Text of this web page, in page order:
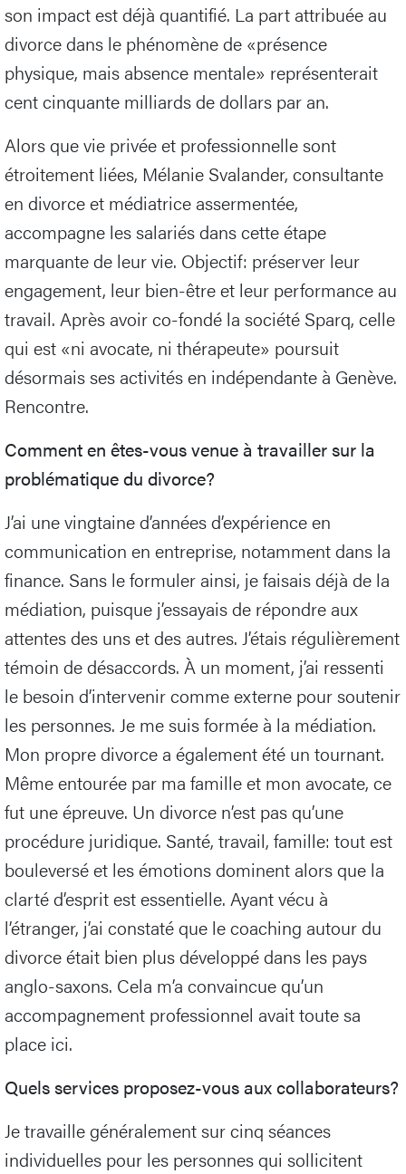
son impact est déjà quantifié. La part attribuée au
divorce dans le phénomène de «présence
physique, mais absence mentale» représenterait
cent cinquante milliards de dollars par an.
Alors que vie privée et professionnelle sont
étroitement liées, Mélanie Svalander, consultante
en divorce et médiatrice assermentée,
accompagne les salariés dans cette étape
marquante de leur vie. Objectif: préserver leur
engagement, leur bien-être et leur performance au
travail. Après avoir co-fondé la société Sparq, celle
qui est «ni avocate, ni thérapeute» poursuit
désormais ses activités en indépendante à Genève.
Rencontre.
Comment en êtes-vous venue à travailler sur la
problématique du divorce?
J’ai une vingtaine d’années d’expérience en
communication en entreprise, notamment dans la
finance. Sans le formuler ainsi, je faisais déjà de la
médiation, puisque j’essayais de répondre aux
attentes des uns et des autres. J’étais régulièrement
témoin de désaccords. À un moment, j’ai ressenti
le besoin d’intervenir comme externe pour soutenir
les personnes. Je me suis formée à la médiation.
Mon propre divorce a également été un tournant.
Même entourée par ma famille et mon avocate, ce
fut une épreuve. Un divorce n’est pas qu’une
procédure juridique. Santé, travail, famille: tout est
bouleversé et les émotions dominent alors que la
clarté d’esprit est essentielle. Ayant vécu à
l’étranger, j’ai constaté que le coaching autour du
divorce était bien plus développé dans les pays
anglo-saxons. Cela m’a convaincue qu’un
accompagnement professionnel avait toute sa
place ici.
Quels services proposez-vous aux collaborateurs?
Je travaille généralement sur cinq séances
individuelles pour les personnes qui sollicitent